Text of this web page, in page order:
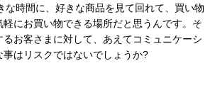
な時間に、好きな商品を見て回れて、買い物
にお買い物できる場所だと思うんです。そ
お客さまに対して、あえてコミュニケーシ
事はリスクではないでしょうか?